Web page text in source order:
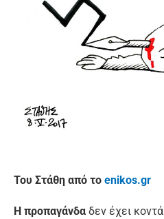
Του Στάθη από το enikos.gr
Η προπαγάνδα δεν έχει